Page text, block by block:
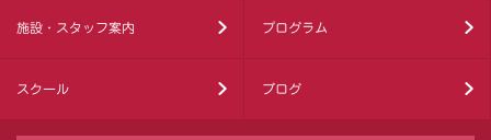
施設・スタッフ案内 プログラム
スクール ブログ